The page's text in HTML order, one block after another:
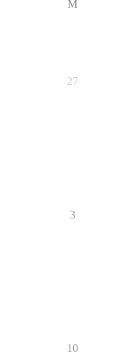
M
27
3
10